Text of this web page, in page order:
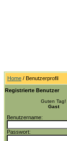
Home / Benutzerprofil
Registrierte Benutzer
Guten Tag!
Gast
Benutzername:
Passwort: